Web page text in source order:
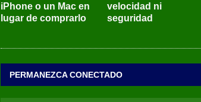
iPhone o un Mac en
lugar de comprarlo
velocidad ni
seguridad
PERMANEZCA CONECTADO